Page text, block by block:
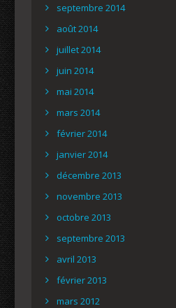
septembre 2014
août 2014
juillet 2014
juin 2014
mai 2014
mars 2014
février 2014
janvier 2014
décembre 2013
novembre 2013
octobre 2013
septembre 2013
avril 2013
février 2013
mars 2012